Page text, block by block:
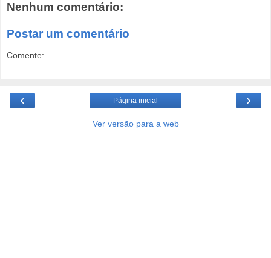
Nenhum comentário:
Postar um comentário
Comente:
‹ ›
Página inicial
Ver versão para a web